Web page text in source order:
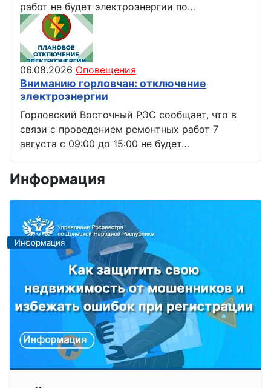
работ не будет электроэнергии по…
06.08.2026 Оповещения
Вниманию горловчан: отключение
электроэнергии
Горловский Восточный РЭС сообщает, что в
связи с проведением ремонтных работ 7
августа с 09:00 до 15:00 не будет…
Информация
Информация